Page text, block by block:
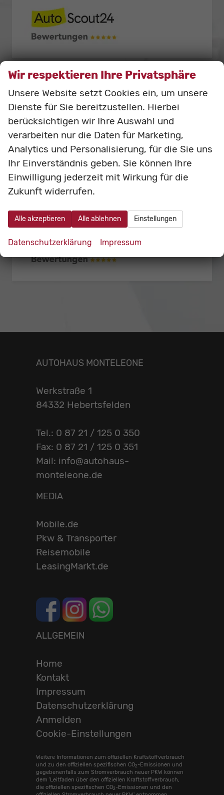
AUTOHAUS MONTELEONE
Werkstraße 1
84332 Hebertsfelden
Tel.: 0 87 21 / 125 0 350
Fax: 0 87 21 / 125 0 351
Mail: info@autohaus-
monteleone.de
MEDIA
Mobile.de
Pkw & Transporter
Reisemobile
LeasingMarkt.de
ALLGEMEIN
Home
Kontakt
Impressum
Datenschutzerklärung
Anmelden
Cookie-Einstellungen
Weitere Informationen zum offiziellen Kraftstoffverbrauch
und zu den offiziellen spezifischen CO2 -Emissionen und
gegebenenfalls zum Stromverbrauch neuer PKW können
dem 'Leitfaden über den offiziellen Kraftstoffverbrauch,
die offiziellen spezifischen CO2 -Emissionen und den
Wir respektieren Ihre Privatsphäre
Unsere Website setzt Cookies ein, um unsere
Dienste für Sie bereitzustellen. Hierbei
berücksichtigen wir Ihre Auswahl und
verarbeiten nur die Daten für Marketing,
Analytics und Personalisierung, für die Sie uns
Ihr Einverständnis geben. Sie können Ihre
Einwilligung jederzeit mit Wirkung für die
Zukunft widerrufen.
Alle akzeptieren Alle ablehnen Einstellungen
Datenschutzerklärung Impressum